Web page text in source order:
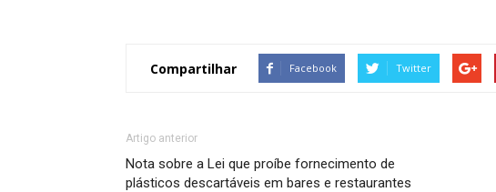
Compartilhar Facebook Twitter
Artigo anterior
Nota sobre a Lei que proíbe fornecimento de
plásticos descartáveis em bares e restaurantes